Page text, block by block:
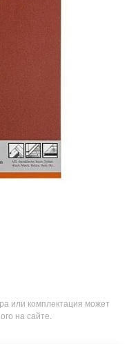
или комплектация может
на сайте.